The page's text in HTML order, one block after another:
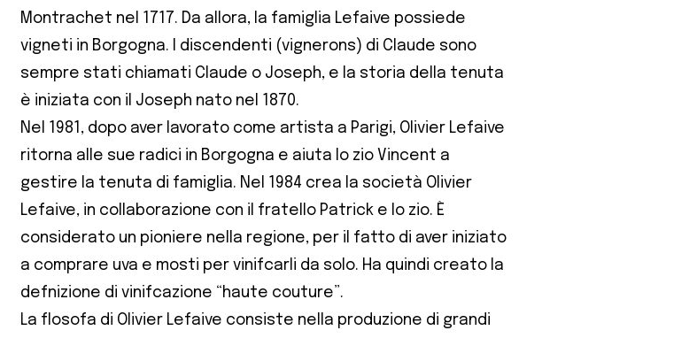
Montrachet nel 1717. Da allora, la famiglia Lefaive possiede
vigneti in Borgogna. I discendenti (vignerons) di Claude sono
sempre stati chiamati Claude o Joseph, e la storia della tenuta
è iniziata con il Joseph nato nel 1870.
Nel 1981, dopo aver lavorato come artista a Parigi, Olivier Lefaive
ritorna alle sue radici in Borgogna e aiuta lo zio Vincent a
gestire la tenuta di famiglia. Nel 1984 crea la società Olivier
Lefaive, in collaborazione con il fratello Patrick e lo zio. È
considerato un pioniere nella regione, per il fatto di aver iniziato
a comprare uva e mosti per vinifcarli da solo. Ha quindi creato la
defnizione di vinifcazione “haute couture”.
La flosofa di Olivier Lefaive consiste nella produzione di grandi